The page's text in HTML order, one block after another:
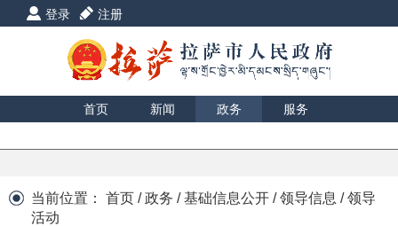
登录 注册
首页 新闻 政务
服务
当前位置： 首页 /政务 /基础信息公开 /领导信息 /领导
活动